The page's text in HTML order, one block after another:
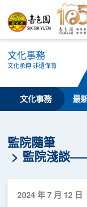
文化事務
文化承傳 非遺保育
文化事務 最
監院隨筆
監院淺談
2024 年 7 月 12 日